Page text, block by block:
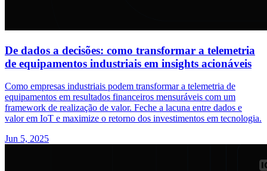
De dados a decisões: como transformar a telemetria
de equipamentos industriais em insights acionáveis
Como empresas industriais podem transformar a telemetria de
equipamentos em resultados financeiros mensuráveis com um
framework de realização de valor. Feche a lacuna entre dados e
valor em IoT e maximize o retorno dos investimentos em tecnologia.
Jun 5, 2025